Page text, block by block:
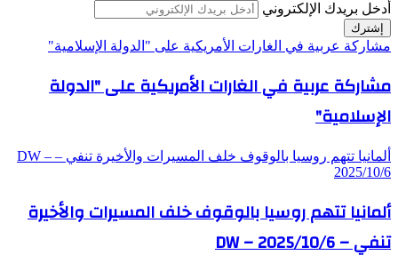
أدخل بريدك الإلكتروني
مشاركة عربية في الغارات الأمريكية على "الدولة الإسلامية"
مشاركة عربية في الغارات الأمريكية على "الدولة
الإسلامية"
ألمانيا تتهم روسيا بالوقوف خلف المسيرات والأخيرة تنفي – DW –
2025/10/6
ألمانيا تتهم روسيا بالوقوف خلف المسيرات والأخيرة
تنفي – DW – 2025/10/6